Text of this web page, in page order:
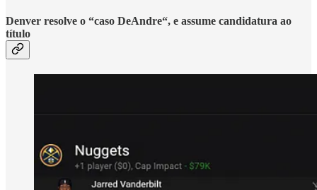
Denver resolve o “caso DeAndre“, e assume candidatura ao
título